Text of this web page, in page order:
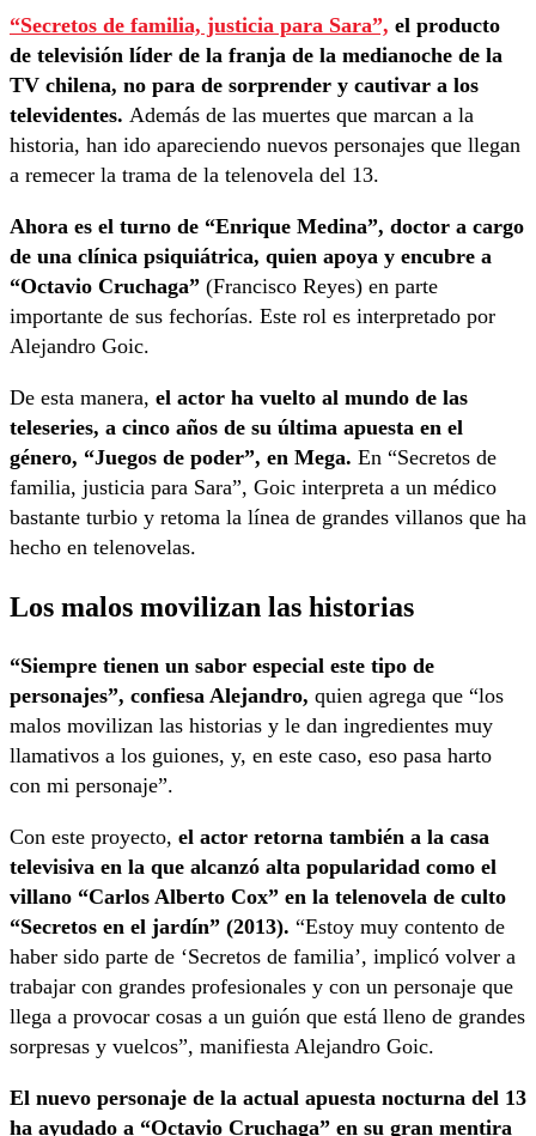
“Secretos de familia, justicia para Sara”, el producto
de televisión líder de la franja de la medianoche de la
TV chilena, no para de sorprender y cautivar a los
televidentes. Además de las muertes que marcan a la
historia, han ido apareciendo nuevos personajes que llegan
a remecer la trama de la telenovela del 13.
Ahora es el turno de “Enrique Medina”, doctor a cargo
de una clínica psiquiátrica, quien apoya y encubre a
“Octavio Cruchaga” (Francisco Reyes) en parte
importante de sus fechorías. Este rol es interpretado por
Alejandro Goic.
De esta manera, el actor ha vuelto al mundo de las
teleseries, a cinco años de su última apuesta en el
género, “Juegos de poder”, en Mega. En “Secretos de
familia, justicia para Sara”, Goic interpreta a un médico
bastante turbio y retoma la línea de grandes villanos que ha
hecho en telenovelas.
Los malos movilizan las historias
“Siempre tienen un sabor especial este tipo de
personajes”, confiesa Alejandro, quien agrega que “los
malos movilizan las historias y le dan ingredientes muy
llamativos a los guiones, y, en este caso, eso pasa harto
con mi personaje”.
Con este proyecto, el actor retorna también a la casa
televisiva en la que alcanzó alta popularidad como el
villano “Carlos Alberto Cox” en la telenovela de culto
“Secretos en el jardín” (2013). “Estoy muy contento de
haber sido parte de ‘Secretos de familia’, implicó volver a
trabajar con grandes profesionales y con un personaje que
llega a provocar cosas a un guión que está lleno de grandes
sorpresas y vuelcos”, manifiesta Alejandro Goic.
El nuevo personaje de la actual apuesta nocturna del 13
ha ayudado a “Octavio Cruchaga” en su gran mentira